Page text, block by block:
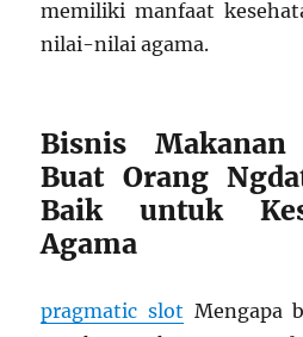
memiliki manfaat
nilai-nilai agama.
Bisnis
Buat Orang
Baik untuk
Agama
pragmatic slot Mengapa